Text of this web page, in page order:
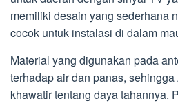
memiliki desain yang sederhana
cocok untuk instalasi di dalam
Material yang digunakan pada
terhadap air dan panas,
khawatir tentang daya tahannya.